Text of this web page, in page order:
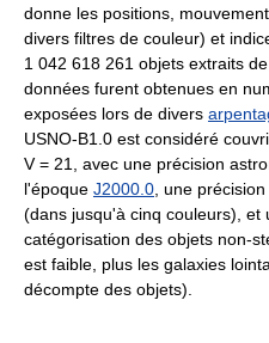
donne les positions,
divers filtres de couleur) et
1 042 618 261 objets extraits
données furent obtenues en
exposées lors de divers
USNO-B1.0 est considéré
V = 21, avec une précision
l'époque J2000.0, une
(dans jusqu'à cinq couleurs), et
catégorisation des objets non-
est faible, plus les galaxies
décompte des objets).